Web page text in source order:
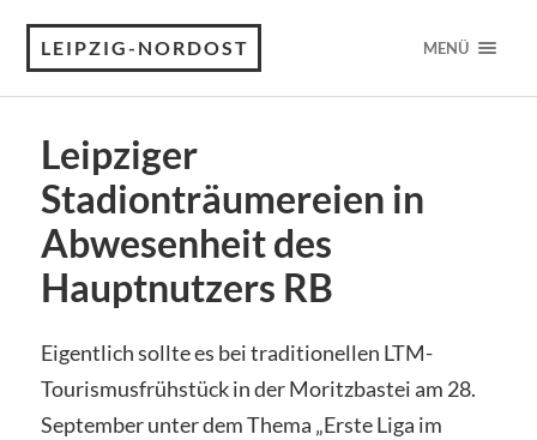
LEIPZIG-NORDOST MENÜ
Leipziger
Stadionträumereien in
Abwesenheit des
Hauptnutzers RB
Eigentlich sollte es bei traditionellen LTM-
Tourismusfrühstück in der Moritzbastei am 28.
September unter dem Thema „Erste Liga im